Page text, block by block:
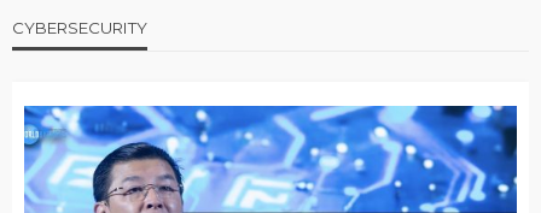
CYBERSECURITY